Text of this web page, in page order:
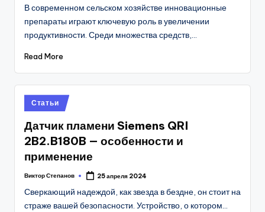
В современном сельском хозяйстве инновационные
препараты играют ключевую роль в увеличении
продуктивности. Среди множества средств,…
Read More
Posted
in
Статьи
Датчик пламени Siemens QRI
2B2.B180B — особенности и
применение
Posted
Виктор Степанов 25 апреля 2024
Сверкающий надеждой, как звезда в бездне, он стоит на
страже вашей безопасности. Устройство, о котором…